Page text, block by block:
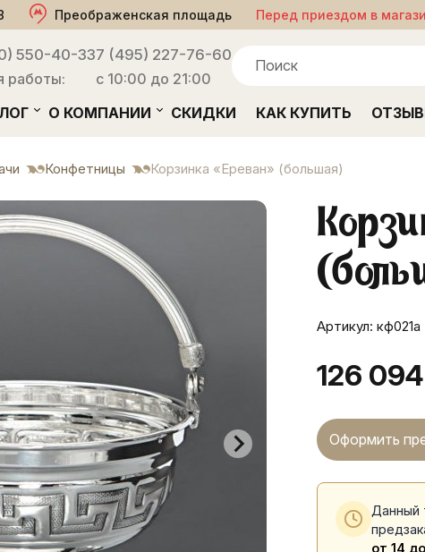
Преображенская площадь Перед приездом в
550-40-33
работы:
7 (495) 227-76-60
с 10:00 до 21:00
О КОМПАНИИ СКИДКИ КАК КУПИТЬ
Конфетницы Корзинка «Ереван» (большая)
Артикул: кф021а
126 094
Оформить
Данный
от 14